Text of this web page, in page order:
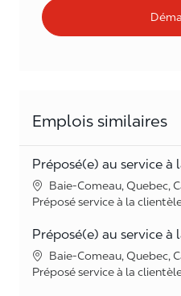
Emplois similaires
Préposé(e) au service à
LieuBaie-Comeau, Quebec,
Catégorie
Préposé service à la
Préposé(e) au service à
LieuBaie-Comeau, Quebec,
Catégorie
Préposé service à la